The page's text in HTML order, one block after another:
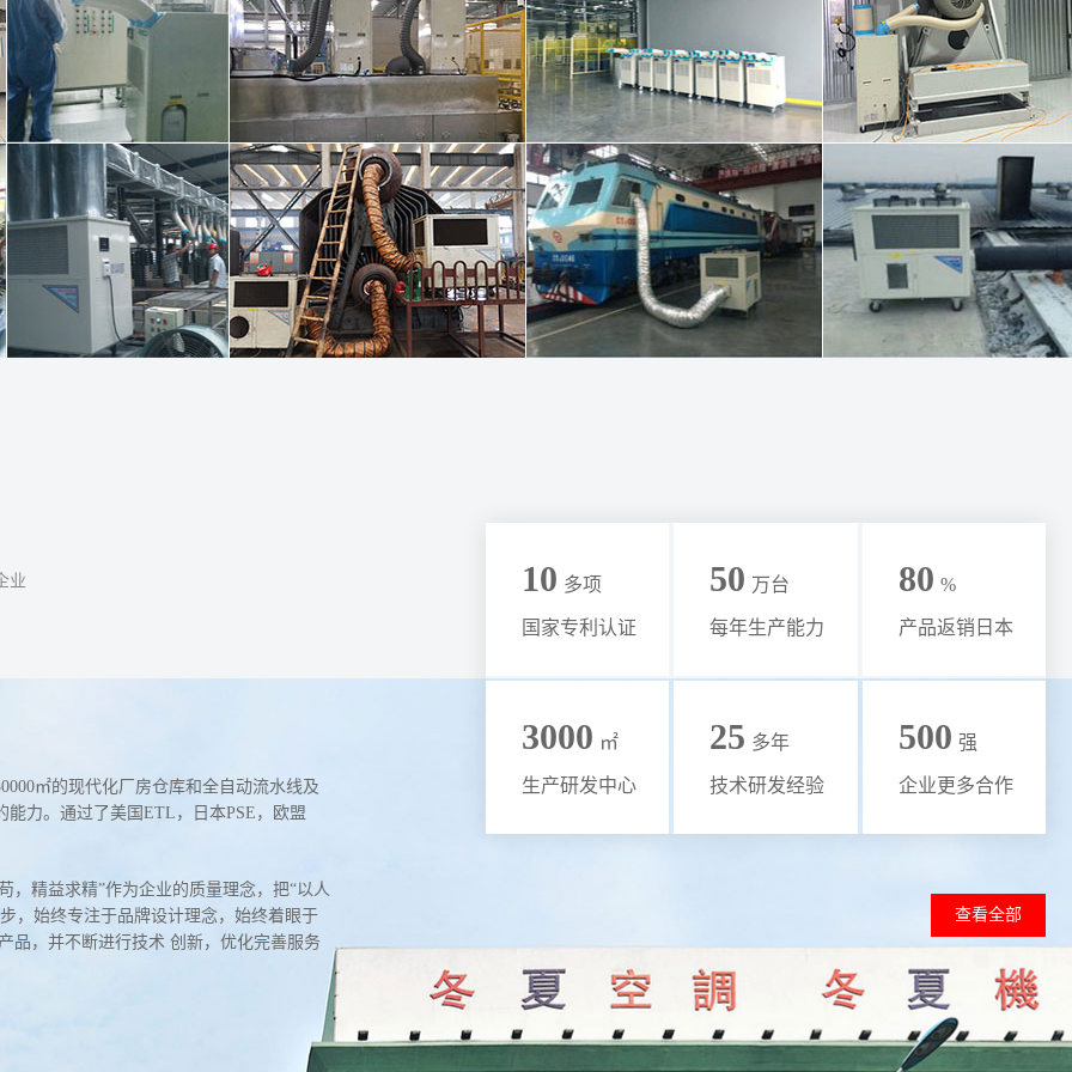
业
㎡的现代化厂房仓库和全自动流水线及
力。通过了美国ETL，日本PSE，欧盟
，精益求精”作为企业的质量理念，把“以人
，始终专注于品牌设计理念，始终着眼于
品，并不断进行技术 创新，优化完善服务
10 多项
国家专利认证
50 万台
每年生产能力
80 %
产品返销日本
3000 ㎡
生产研发中心
25 多年
技术研发经验
500 强
企业更多合作
查看全部